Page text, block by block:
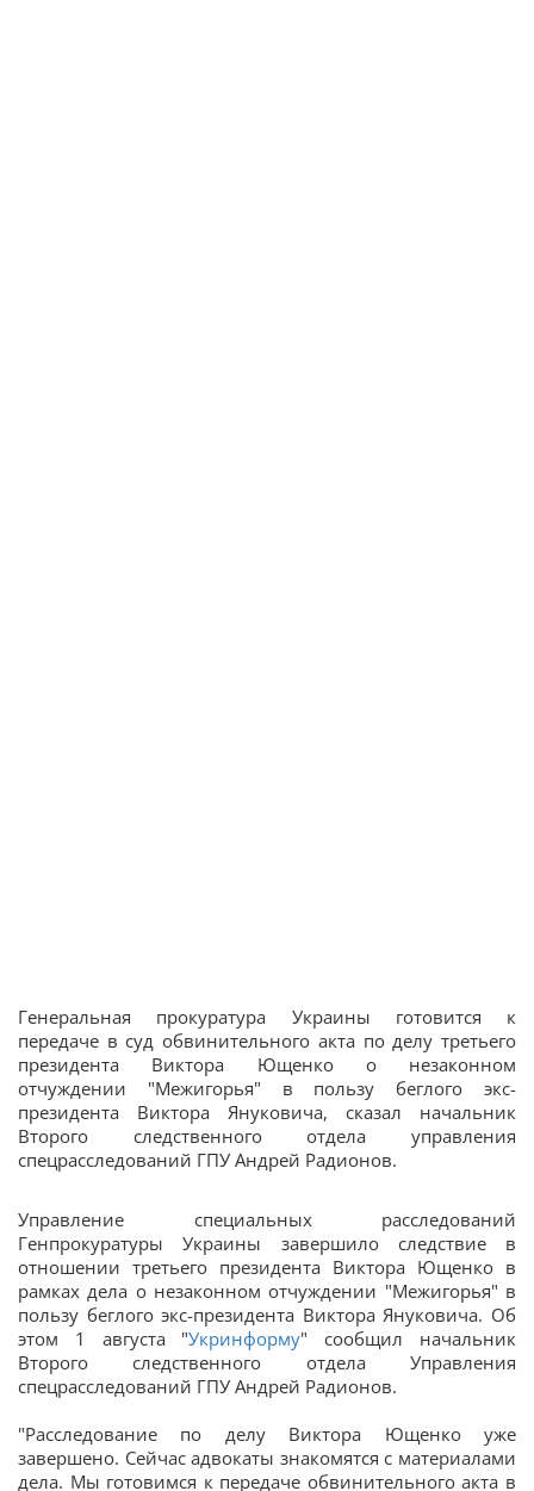
Генеральная прокуратура Украины готовится к
передаче в суд обвинительного акта по делу третьего
президента Виктора Ющенко о незаконном
отчуждении "Межигорья" в пользу беглого экс-
президента Виктора Януковича, сказал начальник
Второго следственного отдела управления
спецрасследований ГПУ Андрей Радионов.
Управление специальных расследований
Генпрокуратуры Украины завершило следствие в
отношении третьего президента Виктора Ющенко в
рамках дела о незаконном отчуждении "Межигорья" в
пользу беглого экс-президента Виктора Януковича. Об
этом 1 августа "Укринформу" сообщил начальник
Второго следственного отдела Управления
спецрасследований ГПУ Андрей Радионов.
"Расследование по делу Виктора Ющенко уже
завершено. Сейчас адвокаты знакомятся с материалами
дела. Мы готовимся к передаче обвинительного акта в